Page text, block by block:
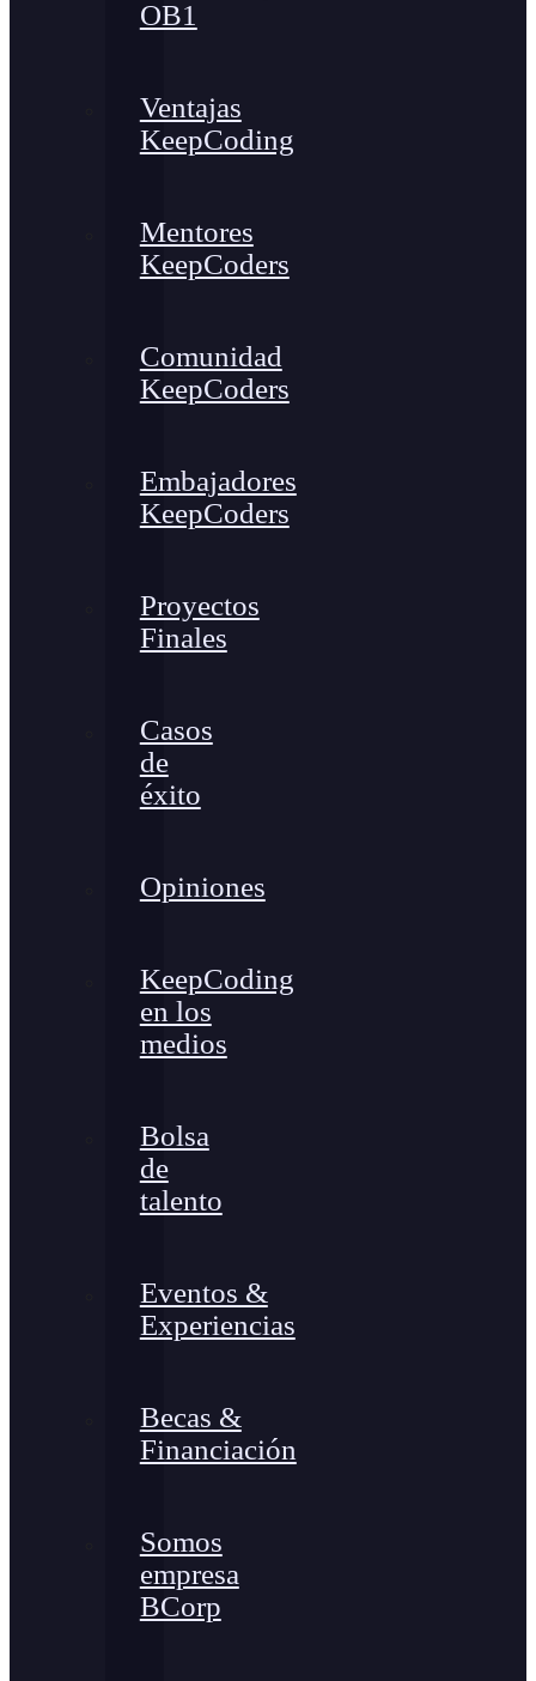
OB1
Ventajas
KeepCoding
Mentores
KeepCoders
Comunidad
KeepCoders
Embajadores
KeepCoders
Proyectos
Finales
Casos
de
éxito
Opiniones
KeepCoding
en los
medios
Bolsa
de
talento
Eventos &
Experiencias
Becas &
Financiación
Somos
empresa
BCorp